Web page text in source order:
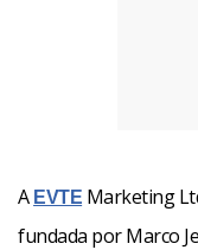
A EVTE Marketing
fundada por Marco